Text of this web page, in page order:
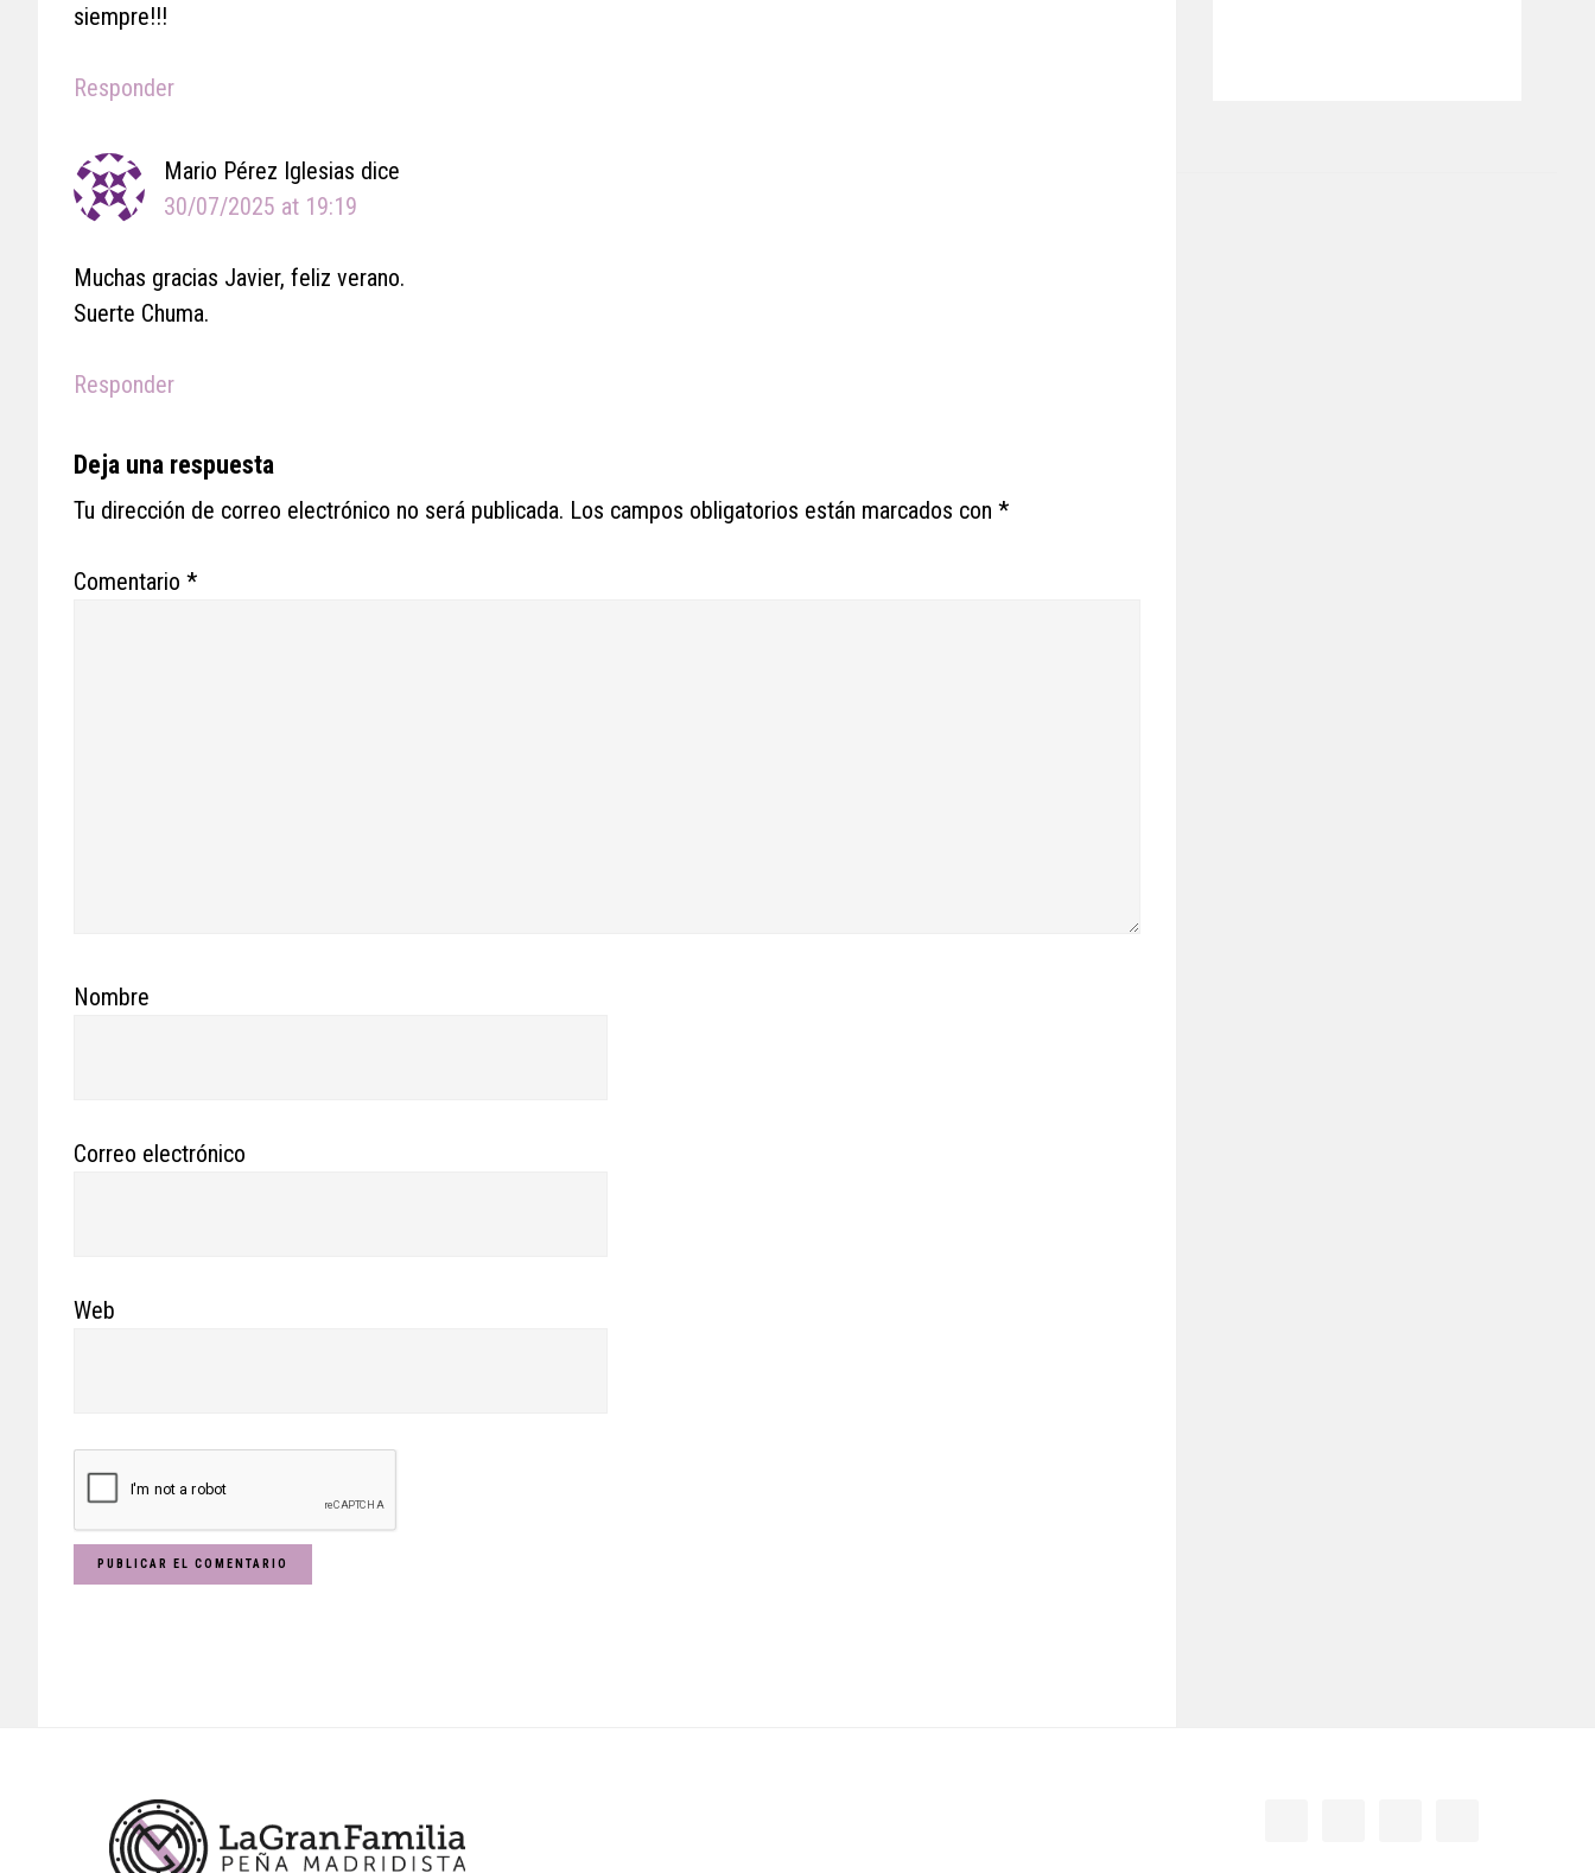
siempre!!!
Responder
Mario Pérez Iglesias dice
30/07/2025 at 19:19
Muchas gracias Javier, feliz verano.
Suerte Chuma.
Responder
Deja una respuesta
Tu dirección de correo electrónico no será publicada. Los campos obligatorios están marcados con *
Comentario *
Nombre
Correo electrónico
Web